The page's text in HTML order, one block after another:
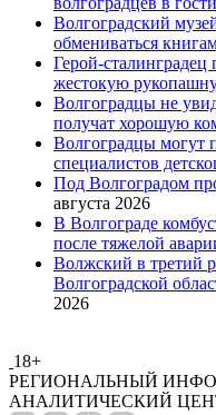
Волгоградский
обмениваться
Герой-
жестокую
Волгоградцы не
получат хорошую
Волгоградцы могут
специалистов
Под Волгоградом
августа 2026
В Волгограде
после тяжелой
Волжский в третий
Волгоградской
2026
18+
РЕГИОНАЛЬНЫЙ
АНАЛИТИЧЕСКИЙ